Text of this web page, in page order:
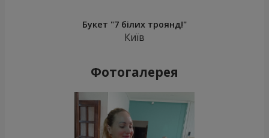
Букет "7 білих троянд!"
Київ
Фотогалерея